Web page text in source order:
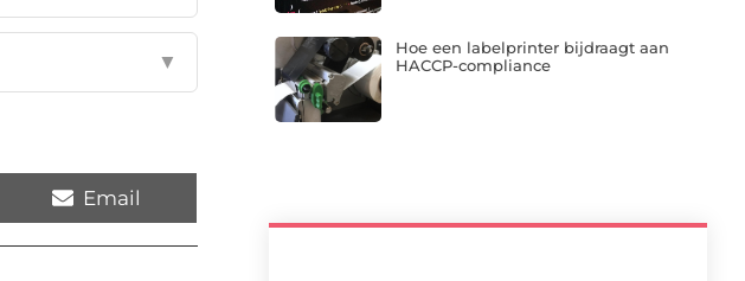
▼
Email
Hoe een labelprinter bijdraagt aan
HACCP-compliance